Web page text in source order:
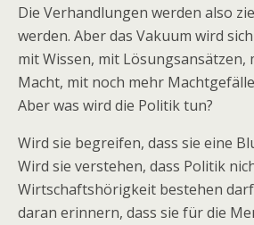
Die Verhandlungen werden also
werden. Aber das Vakuum wird
mit Wissen, mit
Macht, mit noch mehr
Aber was wird die Politik tun?
Wird sie begreifen, dass sie eine
Wird sie verstehen, dass Politik
Wirtschaftshörigkeit bestehen
daran erinnern, dass sie für die